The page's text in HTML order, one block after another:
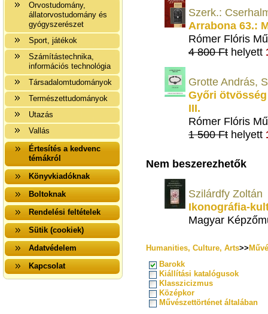
Orvostudomány,
állatorvostudomány és
gyógyszerészet
Sport, játékok
Számítástechnika,
információs technológia
Társadalomtudományok
Természettudományok
Utazás
Vallás
Értesítés a kedvenc
témákról
Könyvkiadóknak
Boltoknak
Rendelési feltételek
Sütik (cookiek)
Adatvédelem
Kapcsolat
Szerk.:
Arrabona 63.:
Rómer Flóris
4 800 Ft helyett
Grotte András,
Győri
III.
Rómer Flóris
1 500 Ft helyett
Nem beszerezhetők
Szilárdfy Zoltán
Ikonográfia-
Magyar
Humanities, Culture, Arts>>
Barokk
Kiállítási katalógusok
Klasszicizmus
Középkor
Művészettörténet általában